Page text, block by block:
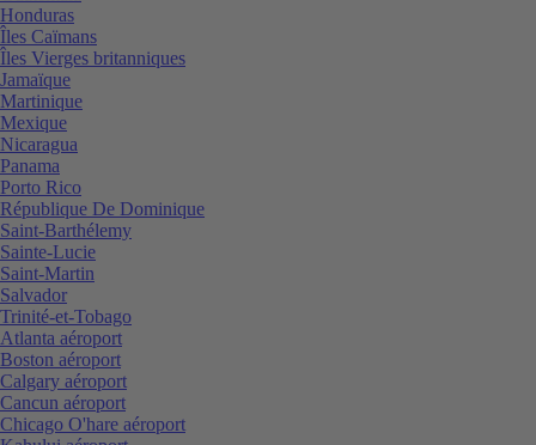
Honduras
Îles Caïmans
Îles Vierges britanniques
Jamaïque
Martinique
Mexique
Nicaragua
Panama
Porto Rico
République De Dominique
Saint-Barthélemy
Sainte-Lucie
Saint-Martin
Salvador
Trinité-et-Tobago
Atlanta aéroport
Boston aéroport
Calgary aéroport
Cancun aéroport
Chicago O'hare aéroport